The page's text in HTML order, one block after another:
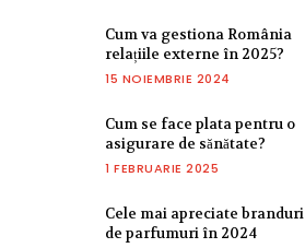
Cum va gestiona România
relațiile externe în 2025?
15 NOIEMBRIE 2024
Cum se face plata pentru o
asigurare de sănătate?
1 FEBRUARIE 2025
Cele mai apreciate branduri
de parfumuri în 2024